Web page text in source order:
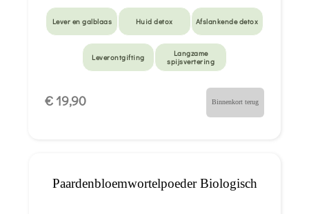
Lever en galblaas Huid detox Afslankende detox
Leverontgifting
Langzame
spijsvertering
€ 19,90 Binnenkort terug
Paardenbloemwortelpoeder Biologisch